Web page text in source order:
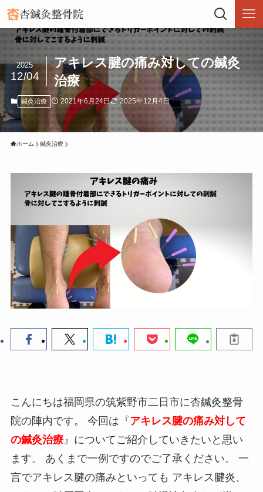
アキレス腱の痛み対しての鍼灸
治療
2025
12/04
鍼灸治療 2021年6月24日 2025年12月4日
ホーム 鍼灸治療
こんにちは福岡県の筑紫野市二日市に杏鍼灸整骨
院の陣内です。 今回は『アキレス腱の痛み対して
の鍼灸治療』についてご紹介していきたいと思い
ます。 あくまで一例ですのでご了承ください。 一
言でアキレス腱の痛みといっても アキレス腱炎、